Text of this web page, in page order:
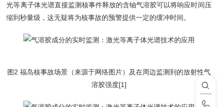
光等离子体光谱直接监测核事件释放的含铀气溶胶可以将响应时间压
缩到秒量级，这无疑将为核事故的预警提供一定的缓冲时间。
图2 福岛核事故场景（来源于网络图片）及在周边监测到的放射性气
溶胶强度[1]